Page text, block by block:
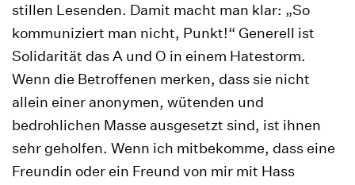
stillen Lesenden. Damit macht man klar: „So
kommuniziert man nicht, Punkt!“ Generell ist
Solidarität das A und O in einem Hatestorm.
Wenn die Betroffenen merken, dass sie nicht
allein einer anonymen, wütenden und
bedrohlichen Masse ausgesetzt sind, ist ihnen
sehr geholfen. Wenn ich mitbekomme, dass eine
Freundin oder ein Freund von mir mit Hass